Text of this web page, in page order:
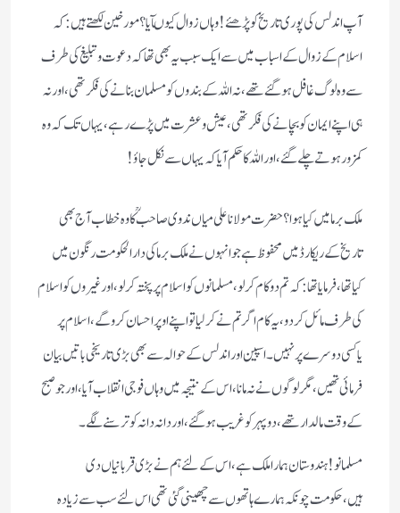
آپ اندلس کی پوری تاریخ کوپڑھئے !وہاں زوال کیوںآیا؟مورخین لکھتے ہیں: کہ
اسلام کے زوال کے اسباب میں سے ایک سبب یہ بھی تھاکہ دعوت وتبلیغ کی طرف
سے وہ لوگ غافل ہوگئے تھے،نہ اللہ کے بندوں کومسلمان بنانے کی فکرتھی،اورنہ
ہی اپنے ایمان کو بچانے کی فکرتھی،عیش وعشرت میں پڑے رہے ، یہاں تک کہ وہ
کمزور ہوتے چلے گئے،اور اللہ کاحکم آیاکہ یہاں سے نکل جاؤ!
ملک برما میں کیاہوا؟حضرت مولاناعلی میاں ندوی صاحبؒ کا وہ خطاب آج بھی
تاریخ کے ریکارڈ میں محفوظ ہے جو انہوں نے ملک برماکی دارالحکومت رنگون میں
کیاتھا،فرمایاتھا:کہ تم دوکام کرلو،مسلمانوں کو اسلام پر پختہ کرلو،اورغیروں کو اسلام
کی طرف مائل کردو،یہ کام اگرتم نے کرلیاتو اپنے اوپراحسان کروگے،اسلام پر
یاکسی دوسرے پر نہیں۔اسپین اوراندلس کے حوالہ سے بھی بڑی تاریخی باتیں بیان
فرمائی تھیں،مگرلوگوں نے نہ مانا،اس کے نتیجہ میں وہاں فوجی انقلاب آیا،اور جو صبح
کے وقت مالدار تھے،دوپہر کو غریب ہوگئے،اور دانہ دانہ کو ترسنے لگے۔
مسلمانو! ہندوستان ہمارا ملک ہے،اس کے لئے ہم نے بڑی قربانیاں دی
ہیں،حکومت چونکہ ہمارے ہاتھوں سے چھینی گئی تھی اس لئے سب سے زیادہ